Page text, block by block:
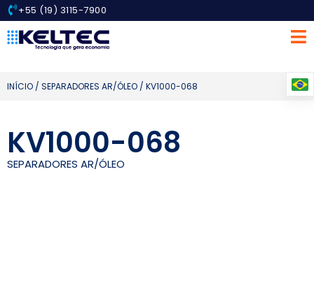
+55 (19) 3115-7900
INÍCIO / SEPARADORES AR/ÓLEO / KV1000-068
KV1000-068
SEPARADORES AR/ÓLEO